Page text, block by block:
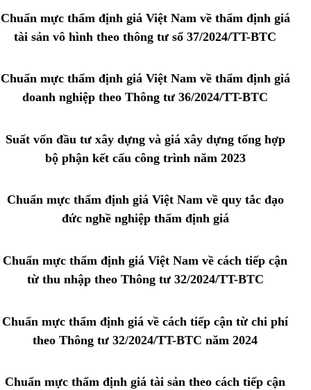
Chuẩn mực thẩm định giá Việt Nam về thẩm định giá
tài sản vô hình theo thông tư số 37/2024/TT-BTC
Chuẩn mực thẩm định giá Việt Nam về thẩm định giá
doanh nghiệp theo Thông tư 36/2024/TT-BTC
Suất vốn đầu tư xây dựng và giá xây dựng tổng hợp
bộ phận kết cấu công trình năm 2023
Chuẩn mực thẩm định giá Việt Nam về quy tắc đạo
đức nghề nghiệp thẩm định giá
Chuẩn mực thẩm định giá Việt Nam về cách tiếp cận
từ thu nhập theo Thông tư 32/2024/TT-BTC
Chuẩn mực thẩm định giá về cách tiếp cận từ chi phí
theo Thông tư 32/2024/TT-BTC năm 2024
Chuẩn mực thẩm định giá tài sản theo cách tiếp cận